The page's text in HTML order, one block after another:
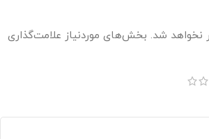
نخواهد شد. بخش‌های موردنیاز علامت‌گذاری